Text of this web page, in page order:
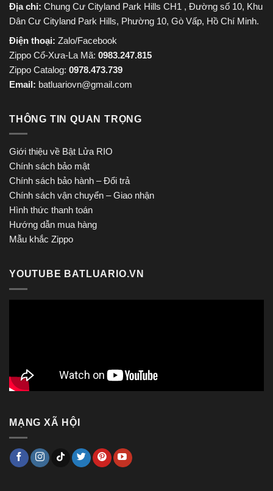
Địa chỉ: Chung Cư Cityland Park Hills CH1 , Đường số 10, Khu
Dân Cư Cityland Park Hills, Phường 10, Gò Vấp, Hồ Chí Minh.
Điện thoại: Zalo/Facebook
Zippo Cổ-Xưa-La Mã: 0983.247.815
Zippo Catalog: 0978.473.739
Email: batluariovn@gmail.com
THÔNG TIN QUAN TRỌNG
Giới thiệu về Bật Lửa RIO
Chính sách bảo mật
Chính sách bảo hành – Đổi trả
Chính sách vận chuyển – Giao nhận
Hình thức thanh toán
Hướng dẫn mua hàng
Mẫu khắc Zippo
YOUTUBE BATLUARIO.VN
MẠNG XÃ HỘI